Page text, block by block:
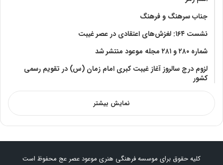
جناب سرهنگ و فرهنگ
نشست ۱۶۴: لغزش‌های اعتقادی در عصر غیبت
شماره ۲۸۰ و ۲۸۱ مجله موعود منتشر شد
لزوم درج سالروز آغاز غیبت کبری امام زمان (س) در تقویم رسمی
کشور
نمایش بیشتر
کلیه حقوق برای موسسه فرهنگی هنری موعود عصر عج محفوظ است